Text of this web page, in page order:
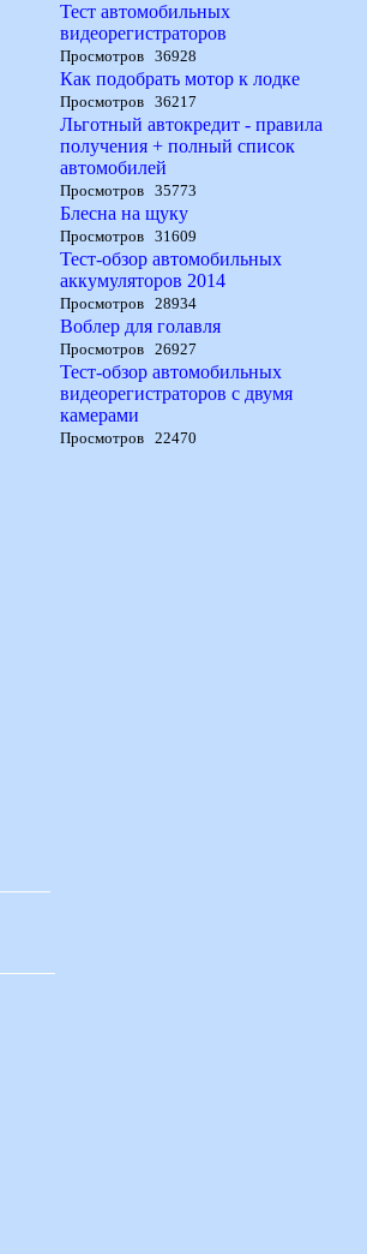
Тест автомобильных
видеорегистраторов
Просмотров 36928
Как подобрать мотор к лодке
Просмотров 36217
Льготный автокредит - правила
получения + полный список
автомобилей
Просмотров 35773
Блесна на щуку
Просмотров 31609
Тест-обзор автомобильных
аккумуляторов 2014
Просмотров 28934
Воблер для голавля
Просмотров 26927
Тест-обзор автомобильных
видеорегистраторов с двумя
камерами
Просмотров 22470